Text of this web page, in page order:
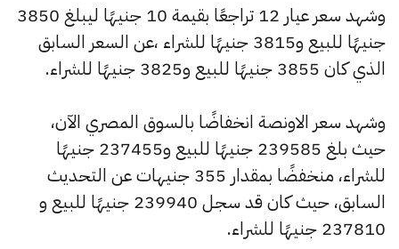
وشهد سعر عيار 12 تراجعًا بقيمة 10 جنيهًا ليبلغ 3850
جنيهًا للبيع و3815 جنيهًا للشراء ،عن السعر السابق
الذي كان 3855 جنيهًا للبيع و3825 جنيهًا للشراء.
وشهد سعر الاونصة انخفاضًا بالسوق المصري الآن،
حيث بلغ 239585 جنيهًا للبيع و237455 جنيهًا
للشراء، منخفضًا بمقدار 355 جنيهات عن التحديث
السابق، حيث كان قد سجل 239940 جنيهًا للبيع و
237810 جنيهًا للشراء.